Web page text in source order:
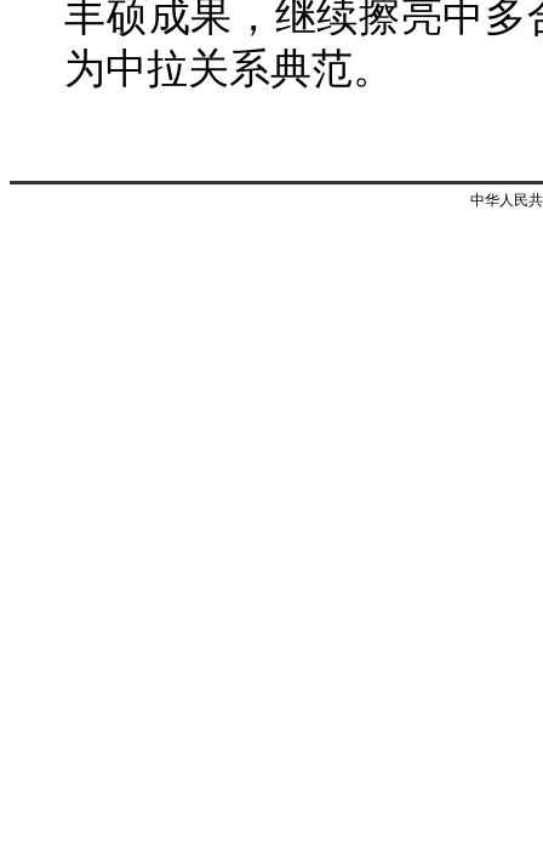
丰硕成果，继续擦亮中
为中拉关系典范。
中华人民